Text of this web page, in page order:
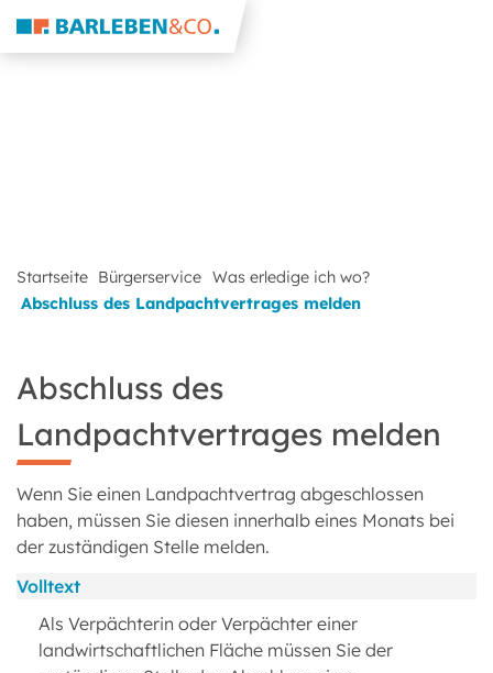
Startseite Bürgerservice Was erledige ich wo?
Abschluss des Landpachtvertrages melden
Abschluss des
Landpachtvertrages melden
Wenn Sie einen Landpachtvertrag abgeschlossen
haben, müssen Sie diesen innerhalb eines Monats bei
der zuständigen Stelle melden.
Volltext
Als Verpächterin oder Verpächter einer
landwirtschaftlichen Fläche müssen Sie der